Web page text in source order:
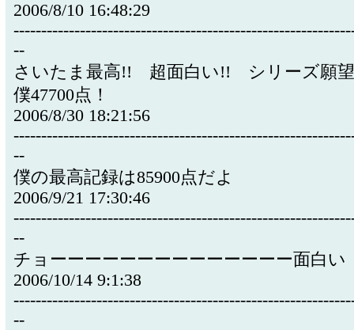
2006/8/10 16:48:29
--
さいたま最高!! 超面白い!! シリーズ願
僕47700点！
2006/8/30 18:21:56
--
僕の最高記録は85900点だよ
2006/9/21 17:30:46
--
チョーーーーーーーーーーーーーー面白い
2006/10/14 9:1:38
--